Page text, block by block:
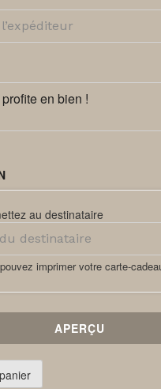
au destinataire
imprimer votre carte-
APERÇU